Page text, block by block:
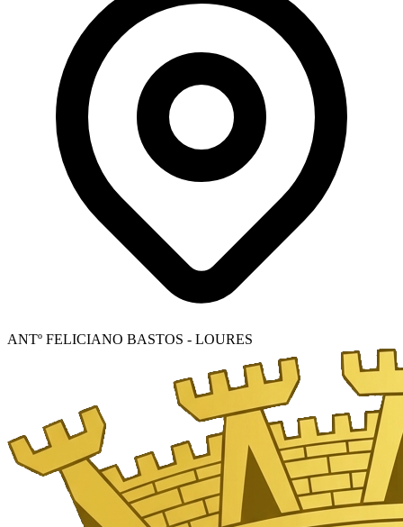
ANTº FELICIANO BASTOS - LOURES